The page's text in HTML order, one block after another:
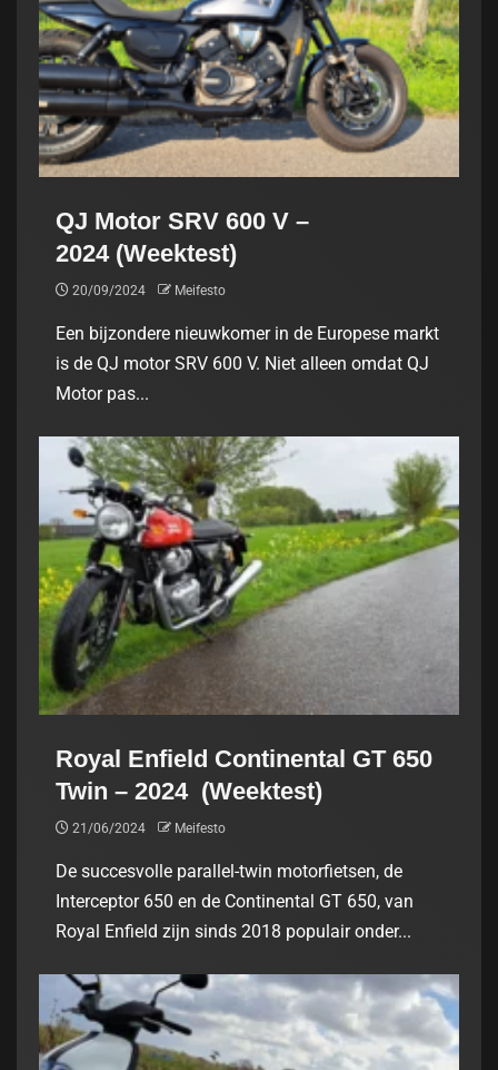
QJ Motor SRV 600 V –
2024 (Weektest)
20/09/2024 Meifesto
Een bijzondere nieuwkomer in de Europese markt
is de QJ motor SRV 600 V. Niet alleen omdat QJ
Motor pas...
Royal Enfield Continental GT 650
Twin – 2024 (Weektest)
21/06/2024 Meifesto
De succesvolle parallel-twin motorfietsen, de
Interceptor 650 en de Continental GT 650, van
Royal Enfield zijn sinds 2018 populair onder...